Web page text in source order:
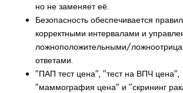
но не заменяет её.
Безопасность обеспечивается
корректными интервалами и
ложноположительными/
ответами.
"ПАП тест цена", "тест на ВПЧ цена",
"маммография цена" и "скрининг